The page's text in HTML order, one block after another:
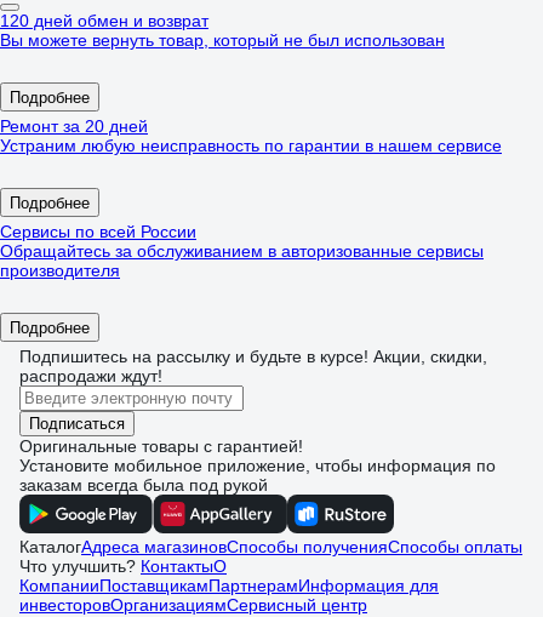
120 дней обмен и возврат
Вы можете вернуть товар, который не был использован
Подробнее
Ремонт за 20 дней
Устраним любую неисправность по гарантии в нашем сервисе
Подробнее
Сервисы по всей России
Обращайтесь за обслуживанием в авторизованные сервисы
производителя
Подробнее
Подпишитесь на рассылку и будьте в курсе! Акции, скидки,
распродажи ждут!
Подписаться
Оригинальные товары с гарантией!
Установите мобильное приложение, чтобы информация по
заказам всегда была под рукой
КаталогАдреса магазиновСпособы полученияСпособы оплаты
Что улучшить? КонтактыО
КомпанииПоставщикамПартнерамИнформация для
инвесторовОрганизациямСервисный центр